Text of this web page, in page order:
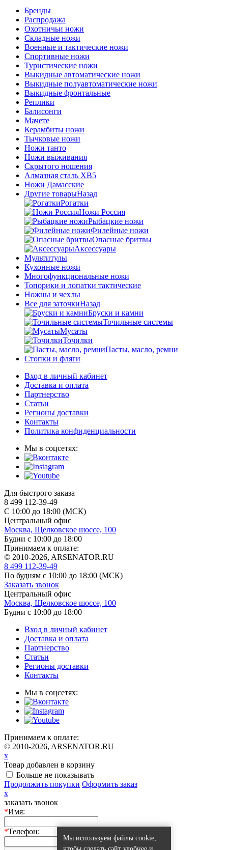
Мы используем файлы cookie,
Бренды
Распродажа
Охотничьи ножи
Складные ножи
Военные и тактические ножи
Спортивные ножи
Туристические ножи
Выкидные автоматические ножи
Выкидные полуавтоматические ножи
Выкидные фронтальные
Реплики
Балисонги
Мачете
Керамбиты ножи
Тычковые ножи
Ножи танто
Ножи выживания
Скрытого ношения
Алмазная сталь ХВ5
Ножи Дамасские
Другие товарыНазад
Рогатки
Ножи Россия
Рыбацкие ножи
Филейные ножи
Опасные бритвы
Аксессуары
Мультитулы
Кухонные ножи
Многофункциональные ножи
Топорики и лопатки тактические
Ножны и чехлы
Все для заточкиНазад
Бруски и камни
Точильные системы
Мусаты
Точилки
Пасты, масло, ремни
Стопки и фляги
Вход в личный кабинет
Доставка и оплата
Партнерство
Статьи
Регионы доставки
Контакты
Политика конфиденциальности
Мы в соцсетях:
Для быстрого заказа
8 499 112-39-49
С 10:00 до 18:00 (МСК)
Центральный офис
Москва, Щелковское шоссе, 100
Будни с 10:00 до 18:00
Принимаем к оплате:
© 2010-2026, ARSENATOR.RU
8 499 112-39-49
По будням с 10:00 до 18:00 (МСК)
Заказать звонок
Центральный офис
Москва, Щелковское шоссе, 100
Будни с 10:00 до 18:00
Вход в личный кабинет
Доставка и оплата
Партнерство
Статьи
Регионы доставки
Контакты
Мы в соцсетях:
Принимаем к оплате:
© 2010-2026, ARSENATOR.RU
x
Товар добавлен в корзину
Больше не показывать
Продолжить покупки Оформить заказ
x
заказать звонок
*Имя:
*Телефон: